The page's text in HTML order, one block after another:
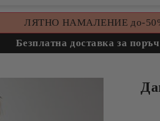
ЛЯТНО НАМАЛЕНИЕ до-
Безплатна доставка за